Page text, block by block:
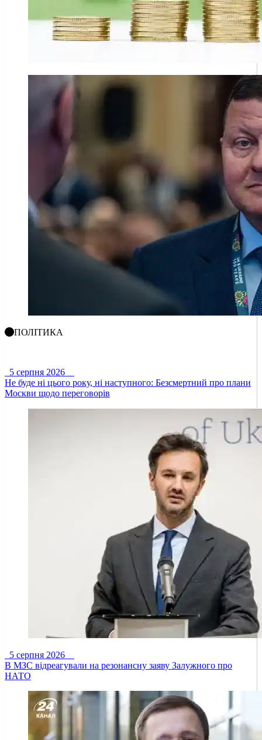
ПОЛІТИКА
5 серпня 2026
Не буде ні цього року, ні наступного: Безсмертний про плани
Москви щодо переговорів
5 серпня 2026
В МЗС відреагували на резонансну заяву Залужного про
НАТО